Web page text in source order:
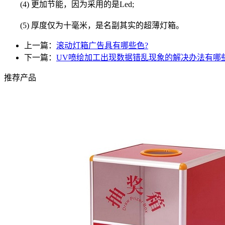
(4) 更加节能，因为采用的是Led;
(5) 厚度仅为十毫米，是名副其实的超薄灯箱。
上一篇： 滚动灯箱广告具有哪些色?
下一篇： UV喷绘加工出现数据错乱现象的解决办法有哪
推荐产品